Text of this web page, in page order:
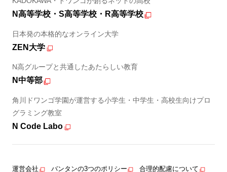
N高等学校・S高等学校・R高等学校
日本発の本格的なオンライン大学
ZEN大学
N高グループと共通したあたらしい教育
N中等部
角川ドワンゴ学園が運営する小学生・中学生・高校生向けプロ
グラミング教室
N Code Labo
運営会社 バンタンの3つのポリシー 合理的配慮について